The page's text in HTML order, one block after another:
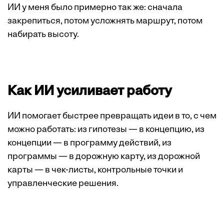
ИИ у меня было примерно так же: сначала
закрепиться, потом усложнять маршрут, потом
набирать высоту.
Как ИИ усиливает работу
ИИ помогает быстрее превращать идеи в то, с чем
можно работать: из гипотезы — в концепцию, из
концепции — в программу действий, из
программы — в дорожную карту, из дорожной
карты — в чек-листы, контрольные точки и
управленческие решения.